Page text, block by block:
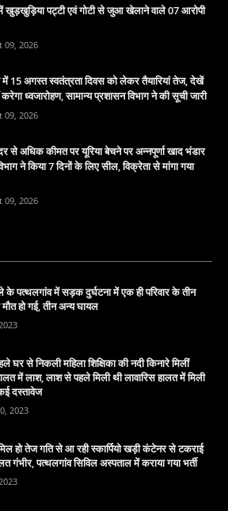
खुड़खुड़िया पट्टी एवं गोटी से जुआ खेलाने वाले 07 आरोपी
09, 2026
में 15 अगस्त स्वतंत्रता दिवस को लेकर तैयारियां तेज, देखें
ध्वजारोहण, सामान्य प्रशासन विभाग ने की सूची जारी
09, 2026
दर से अधिक कीमत पर यूरिया बेचने पर अन्नपूर्णा खाद भंडार
ने किया 7 दिनों के लिए सील, विक्रेता से मांगा गया
09, 2026
पत्थलगांव में सड़क दुर्घटना में एक ही परिवार के तीन
हो गई, तीन अन्य घायल
घर से निकली महिला शिक्षिका की नदी किनारे मिलीं
में लाश, लाश से पहले मिली थी लावारिस हालत में मिली
दस्तावेज
2023
हो तेज गति से आ रही स्कार्पियो खड़ी कंटेनर से टकराई
गंभीर, पत्थलगांव सिविल अस्पताल में कराया गया भर्ती